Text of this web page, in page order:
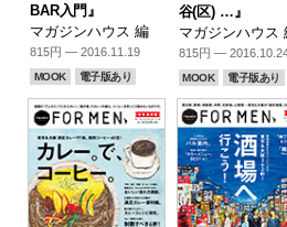
BAR入門』
マガジンハウス 編
815円 — 2016.11.19
MOOK 電子版あり
谷(区) …』
マガジンハウス
815円 —
MOOK 電子版あり